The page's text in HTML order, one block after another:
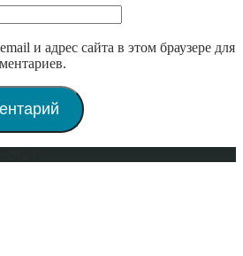
и адрес сайта в этом браузере для